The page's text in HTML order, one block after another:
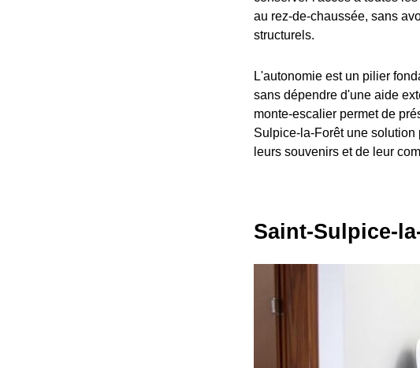
au rez-de-chaussée, sans
structurels.
L'autonomie est un pilier
sans dépendre d'une aide
monte-escalier permet de
Sulpice-la-Forêt une solution
leurs souvenirs et de leur
Saint-Sulpice-